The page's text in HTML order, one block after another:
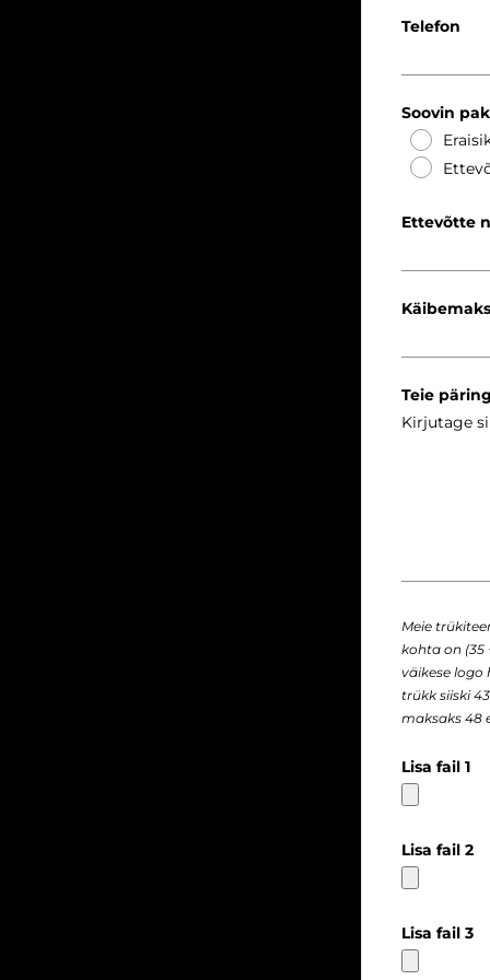
Telefon
Soovin
Ettevõtte
Teie
Meie
kohta on (35
väikese logo
trükk siiski
maksaks 48
Lisa fail 1
Lisa fail 2
Lisa fail 3